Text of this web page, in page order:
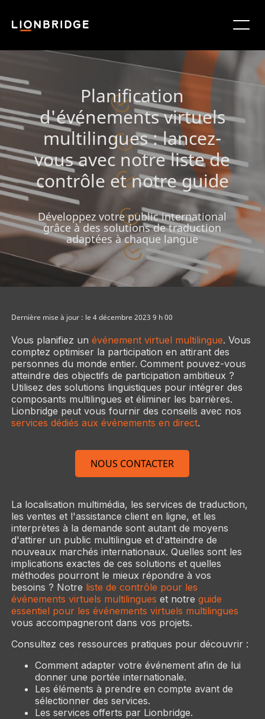
Planification
d'événements virtuels
multilingues : lancez-
vous avec notre liste de
contrôle et notre guide
Développez votre public international
grâce à des solutions de traduction
adaptées à chaque langue
Dernière mise à jour : le 4 décembre 2023 9 h 00
Vous planifiez un événement virtuel multilingue. Vous
comptez optimiser la participation en attirant des
personnes du monde entier. Comment pouvez-vous
atteindre des objectifs de participation ambitieux ?
Utilisez des solutions linguistiques pour intégrer des
composants multilingues et éliminer les barrières.
Lionbridge peut vous fournir des conseils avec nos
services dédiés aux événements en direct.
NOUS CONTACTER
La localisation multimédia, les services de traduction,
les ventes et l'assistance client en ligne, et les
interprètes à la demande sont autant de moyens
d'attirer un public multilingue et d'atteindre de
nouveaux marchés internationaux. Quelles sont les
implications exactes de ces solutions et quelles
méthodes pourront le mieux répondre à vos
besoins ? Notre liste de contrôle pour les
événements virtuels multilingues et notre guide
essentiel pour les événements virtuels multilingues
vous accompagneront dans vos projets.
Consultez ces ressources pratiques pour découvrir :
Comment adapter votre événement afin de lui
donner une portée internationale.
Les éléments à prendre en compte avant de
sélectionner des services.
Les services offerts par Lionbridge.